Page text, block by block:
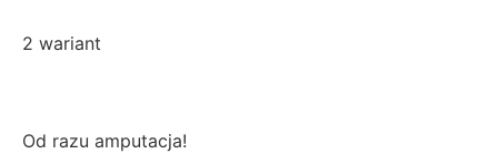
2 wariant
Od razu amputacja!